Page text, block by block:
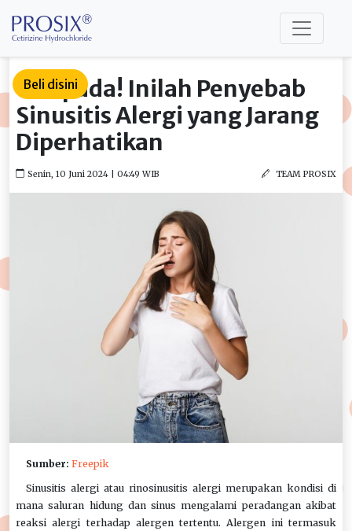
Beli disini
Waspada! Inilah Penyebab
Sinusitis Alergi yang Jarang
Diperhatikan
Senin, 10 Juni 2024 | 04:49 WIB TEAM PROSIX
Sumber: Freepik
Sinusitis alergi atau rinosinusitis alergi merupakan kondisi di
mana saluran hidung dan sinus mengalami peradangan akibat
reaksi alergi terhadap alergen tertentu. Alergen ini termasuk